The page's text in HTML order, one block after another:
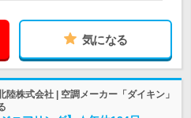
気になる
株式会社 | 空調メーカー「ダイキン」